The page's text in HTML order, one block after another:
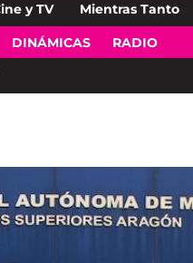
y TV Mientras Tanto
DINÁMICAS RADIO